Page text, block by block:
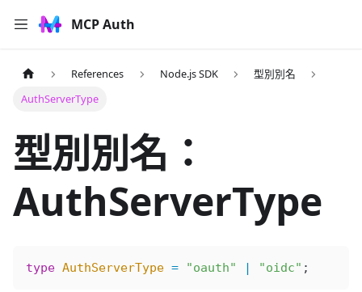
MCP Auth
References Node.js SDK
型別別名
AuthServerType
型別別名：
AuthServerType
type AuthServerType = "oauth" | "oidc" ;